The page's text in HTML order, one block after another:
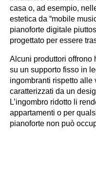
casa o, ad esempio,
estetica da “mobile
pianoforte digitale
progettato per essere
Alcuni produttori offrono
su un supporto fisso in
ingombranti rispetto
caratterizzati da un
L’ingombro ridotto li
appartamenti o per
pianoforte non può